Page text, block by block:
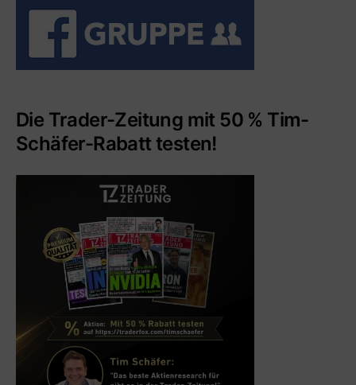
Die Trader-Zeitung mit 50 % Tim-
Schäfer-Rabatt testen!